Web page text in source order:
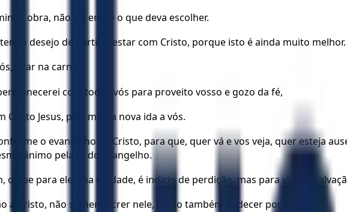
obra, não sei então o que deva escolher.
desejo de partir, e estar com Cristo, porque isto é ainda muito melhor.
ficar na carne.
com todos vós para proveito vosso e gozo da fé,
Cristo Jesus, pela minha nova ida a vós.
o evangelho de Cristo, para que, quer vá e vos veja, quer esteja
ânimo pela fé do evangelho.
o que para eles, na verdade, é indício de perdição, mas para vós de
a Cristo, não somente crer nele, como também padecer por ele,